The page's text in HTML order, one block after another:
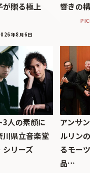
が贈る極上
年8月6日
響きの
人の素顔に
県立音楽堂
シリーズ
アンサ
ルリン
るモー
品…